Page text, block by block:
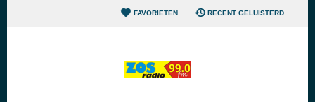
FAVORIETEN RECENT GELUISTERD